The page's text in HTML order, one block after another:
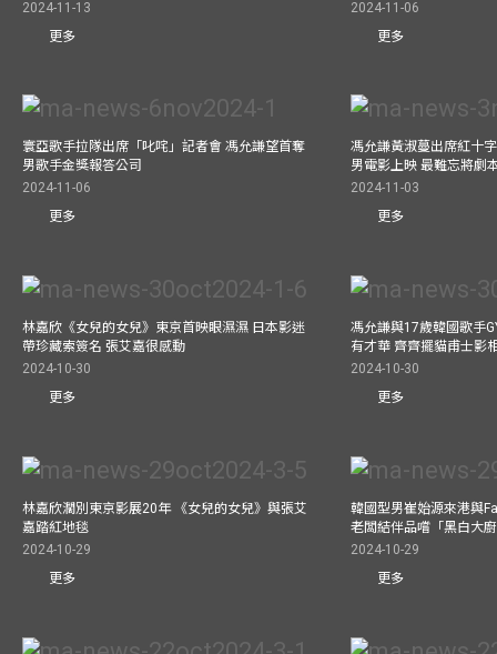
2024-11-13
更多
2024-11-06
更多
寰亞歌手拉隊出席「叱咤」記者會 馮允謙望首奪
男歌手金獎報答公司
2024-11-06
更多
馮允謙黃淑蔓出席紅十
男電影上映 最難忘將劇
2024-11-03
更多
林嘉欣《女兒的女兒》東京首映眼濕濕 日本影迷
帶珍藏索簽名 張艾嘉很感動
2024-10-30
更多
馮允謙與17歲韓國歌手
有才華 齊齊擺貓甫士影
2024-10-30
更多
林嘉欣濶別東京影展20年 《女兒的女兒》與張艾
嘉踏紅地毯
2024-10-29
更多
韓國型男崔始源來港與
老闆結伴品嚐「黑白大
2024-10-29
更多